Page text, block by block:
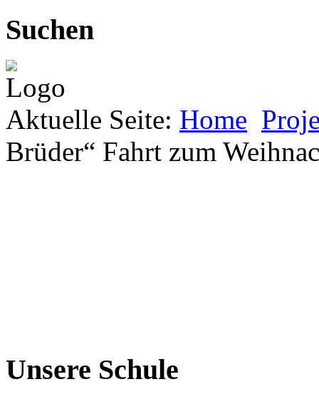
Suchen
Aktuelle Seite: Home
Brüder“ Fahrt zum
Unsere Schule